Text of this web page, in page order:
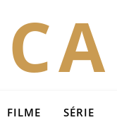
FILME SÉRIE